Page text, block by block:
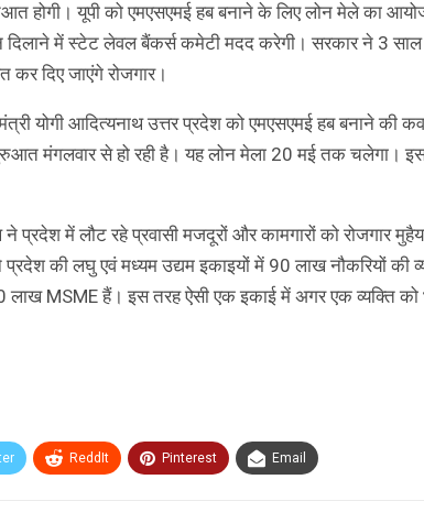
यूपी को एमएसएमई हब बनाने के लिए लोन मेले का
दिलाने में स्टेट लेवल बैंकर्स कमेटी मदद करेगी। सरकार ने 3
कर दिए जाएंगे रोजगार।
योगी आदित्यनाथ उत्तर प्रदेश को एमएसएमई हब बनाने
मंगलवार से हो रही है। यह लोन मेला 20 मई तक
प्रदेश में लौट रहे प्रवासी मजदूरों और कामगारों को रोजगार
प्रदेश की लघु एवं मध्यम उद्यम इकाइयों में 90 लाख नौकरियों की
MSME हैं। इस तरह ऐसी एक इकाई में अगर एक व्‍यक्ति को
ReddIt Pinterest Email